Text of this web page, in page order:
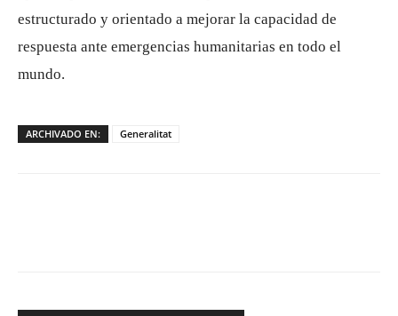
estructurado y orientado a mejorar la capacidad de
respuesta ante emergencias humanitarias en todo el
mundo.
ARCHIVADO EN: Generalitat